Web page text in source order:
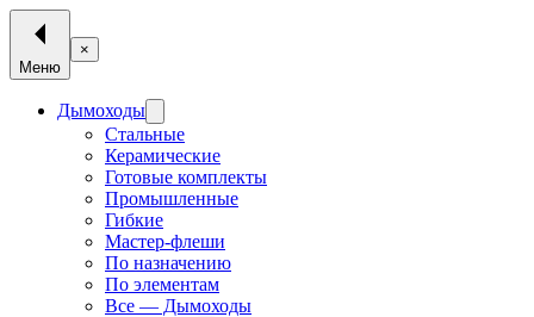
Меню
×
Дымоходы
Стальные
Керамические
Готовые комплекты
Промышленные
Гибкие
Мастер-флеши
По назначению
По элементам
Все — Дымоходы